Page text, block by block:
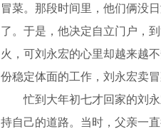
冒菜。那段时间里，他们俩没
了。于是，他决定自立门户，
火，可刘永宏的心里却越来越
份稳定体面的工作，刘永宏卖冒
忙到大年初七才回家的刘永
持自己的道路。当时，父亲一